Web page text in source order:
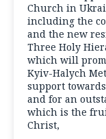
Church in
including the
and the new
Three Holy
which will
Kyiv-Halych
support
and for an
which is the
Christ,